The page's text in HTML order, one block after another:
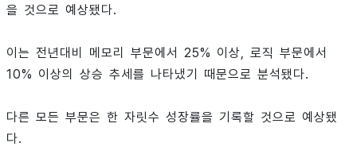
을 것으로 예상됐다.
이는 전년대비 메모리 부문에서 25% 이상, 로직 부문에서
10% 이상의 상승 추세를 나타냈기 때문으로 분석됐다.
다른 모든 부문은 한 자릿수 성장률을 기록할 것으로 예상됐
다.